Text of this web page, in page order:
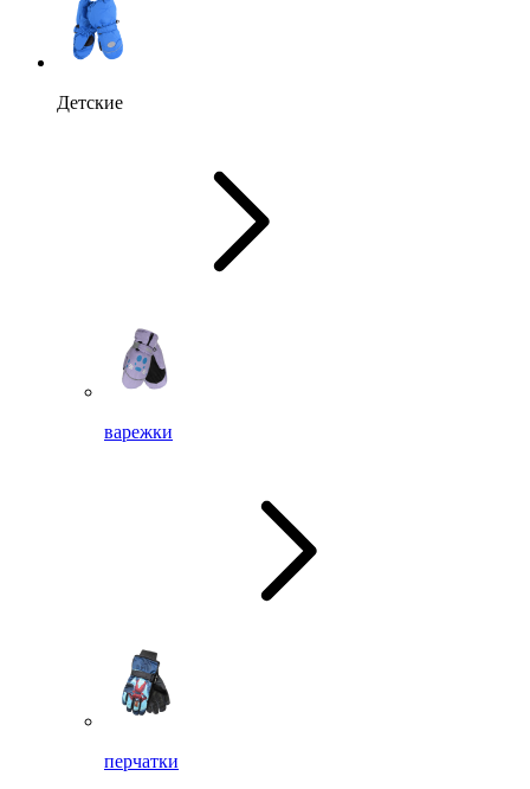
Детские
варежки
перчатки